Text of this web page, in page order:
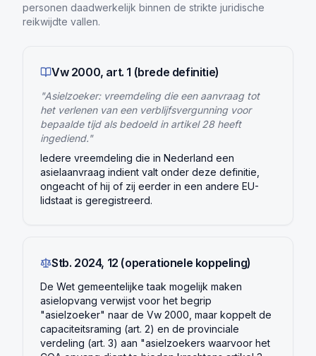
personen daadwerkelijk binnen de strikte juridische
reikwijdte vallen.
Vw 2000, art. 1 (brede definitie)
"Asielzoeker: vreemdeling die een aanvraag tot
het verlenen van een verblijfsvergunning voor
bepaalde tijd als bedoeld in artikel 28 heeft
ingediend."
Iedere vreemdeling die in Nederland een
asielaanvraag indient valt onder deze definitie,
ongeacht of hij of zij eerder in een andere EU-
lidstaat is geregistreerd.
Stb. 2024, 12 (operationele koppeling)
De Wet gemeentelijke taak mogelijk maken
asielopvang verwijst voor het begrip
"asielzoeker" naar de Vw 2000, maar koppelt de
capaciteitsraming (art. 2) en de provinciale
verdeling (art. 3) aan "asielzoekers waarvoor het